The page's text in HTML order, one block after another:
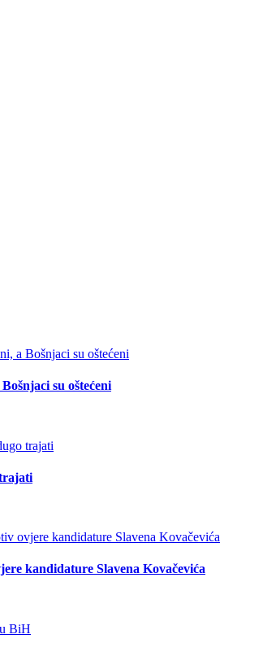
su oštećeni
kandidature Slavena Kovačevića